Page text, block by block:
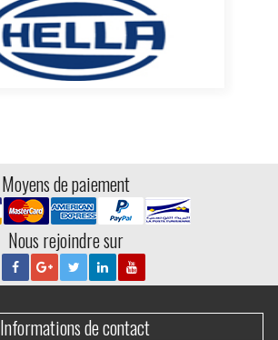
Moyens de paiement
Nous rejoindre sur
Informations de contact